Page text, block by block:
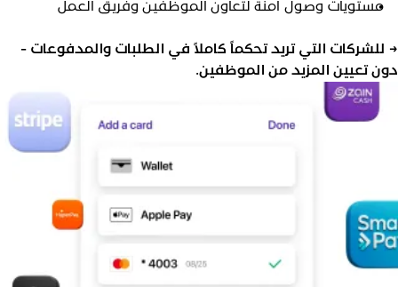
مستويات وصول آمنة لتعاون الموظفين وفريق العمل
للشركات التي تريد تحكماً كاملاً في الطلبات والمدفوعات -
تعيين المزيد من الموظفين.